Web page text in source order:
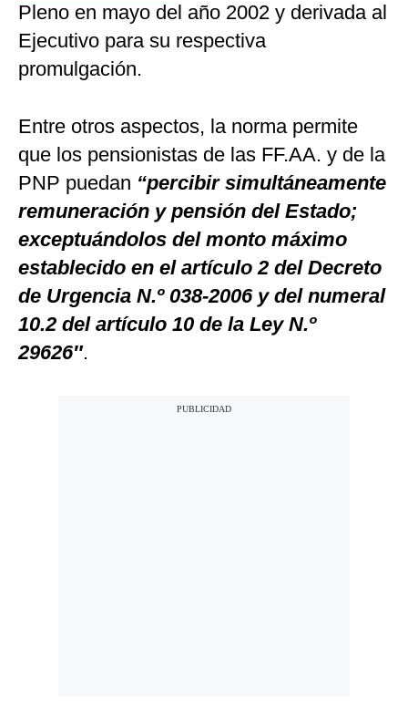
Pleno en mayo del año 2002 y derivada al
Ejecutivo para su respectiva
promulgación.
Entre otros aspectos, la norma permite
que los pensionistas de las FF.AA. y de la
PNP puedan “percibir simultáneamente
remuneración y pensión del Estado;
exceptuándolos del monto máximo
establecido en el artículo 2 del Decreto
de Urgencia N.º 038-2006 y del numeral
10.2 del artículo 10 de la Ley N.º
29626″.